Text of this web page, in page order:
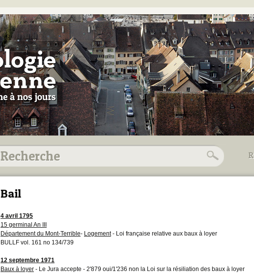
Bail
4 avril 1795
15 germinal An III
Département du Mont-Terrible- Logement- Loi française relative aux baux à loyer
BULLF vol. 161 no 134/739
12 septembre 1971
Baux à loyer - Le Jura accepte - 2'879 oui/1'236 non la Loi sur la résiliation des baux à loyer